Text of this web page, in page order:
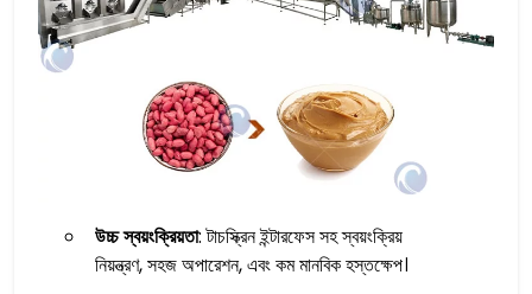
উচ্চ স্বয়ংক্রিয়তা: টাচস্ক্রিন ইন্টারফেস সহ স্বয়ংক্রিয়
নিয়ন্ত্রণ, সহজ অপারেশন, এবং কম মানবিক হস্তক্ষেপ।